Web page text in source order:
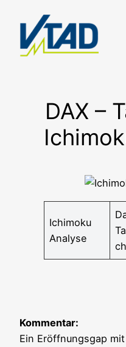
springen
DAX –
Ichi­mo­ku
Analyse
Kom­men­tar:
Ein Eröff­nungs­gap